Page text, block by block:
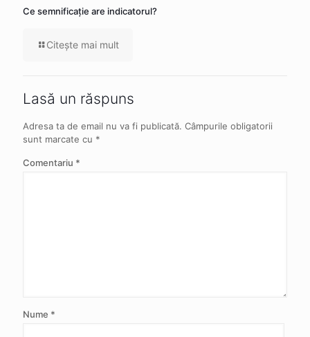
Ce semnificaţie are indicatorul?
Citeşte mai mult
Lasă un răspuns
Adresa ta de email nu va fi publicată. Câmpurile obligatorii
sunt marcate cu *
Comentariu *
Nume *